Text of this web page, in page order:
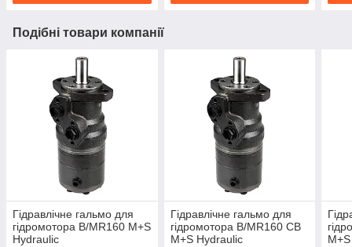
Подібні товари компанії
Гідравлічне гальмо для
гідромотора B/MR160 M+S
Hydraulic
Гідравлічне гальмо для
гідромотора B/MR160 CB
M+S Hydraulic